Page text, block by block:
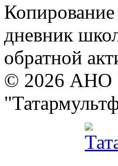
Копирование
дневник
обратной
© 2026